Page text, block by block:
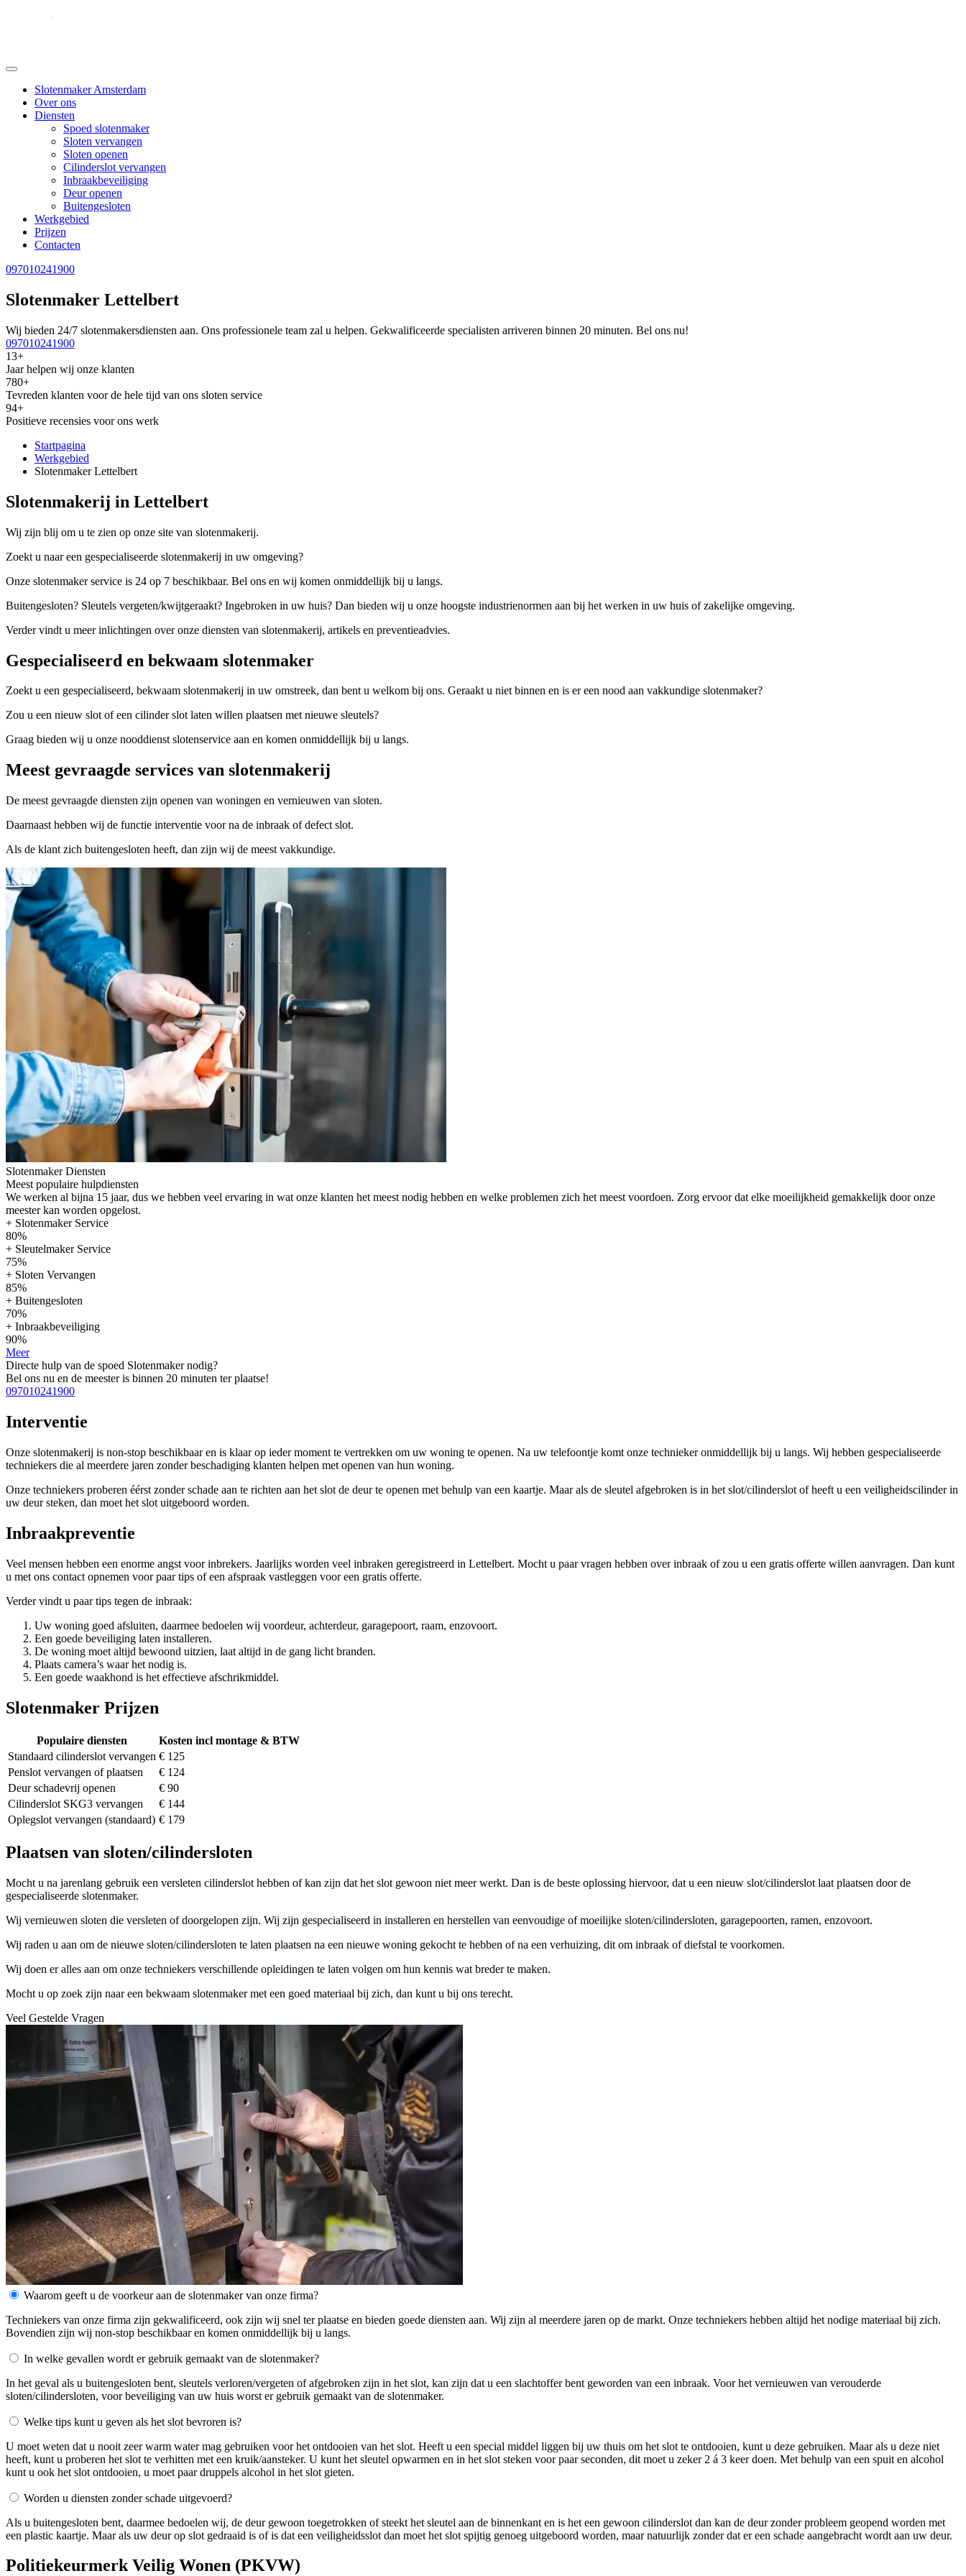
Slotenmaker Amsterdam
Over ons
Diensten
Spoed slotenmaker
Sloten vervangen
Sloten openen
Cilinderslot vervangen
Inbraakbeveiliging
Deur openen
Buitengesloten
Werkgebied
Prijzen
Contacten
097010241900
Slotenmaker Lettelbert
Wij bieden 24/7 slotenmakersdiensten aan. Ons professionele team zal u helpen. Gekwalificeerde specialisten arriveren binnen 20 minuten. Bel ons nu!
097010241900
13+
Jaar helpen wij onze klanten
780+
Tevreden klanten voor de hele tijd van ons sloten service
94+
Positieve recensies voor ons werk
Startpagina
Werkgebied
Slotenmaker Lettelbert
Slotenmakerij in Lettelbert
Wij zijn blij om u te zien op onze site van slotenmakerij.
Zoekt u naar een gespecialiseerde slotenmakerij in uw omgeving?
Onze slotenmaker service is 24 op 7 beschikbaar. Bel ons en wij komen onmiddellijk bij u langs.
Buitengesloten? Sleutels vergeten/kwijtgeraakt? Ingebroken in uw huis? Dan bieden wij u onze hoogste industrienormen aan bij het werken in uw huis of zakelijke omgeving.
Verder vindt u meer inlichtingen over onze diensten van slotenmakerij, artikels en preventieadvies.
Gespecialiseerd en bekwaam slotenmaker
Zoekt u een gespecialiseerd, bekwaam slotenmakerij in uw omstreek, dan bent u welkom bij ons. Geraakt u niet binnen en is er een nood aan vakkundige slotenmaker?
Zou u een nieuw slot of een cilinder slot laten willen plaatsen met nieuwe sleutels?
Graag bieden wij u onze nooddienst slotenservice aan en komen onmiddellijk bij u langs.
Meest gevraagde services van slotenmakerij
De meest gevraagde diensten zijn openen van woningen en vernieuwen van sloten.
Daarnaast hebben wij de functie interventie voor na de inbraak of defect slot.
Als de klant zich buitengesloten heeft, dan zijn wij de meest vakkundige.
Slotenmaker Diensten
Meest populaire hulpdiensten
We werken al bijna 15 jaar, dus we hebben veel ervaring in wat onze klanten het meest nodig hebben en welke problemen zich het meest voordoen. Zorg ervoor dat elke moeilijkheid gemakkelijk door onze
meester kan worden opgelost.
+ Slotenmaker Service
80%
+ Sleutelmaker Service
75%
+ Sloten Vervangen
85%
+ Buitengesloten
70%
+ Inbraakbeveiliging
90%
Meer
Directe hulp van de spoed Slotenmaker nodig?
Bel ons nu en de meester is binnen 20 minuten ter plaatse!
097010241900
Interventie
Onze slotenmakerij is non-stop beschikbaar en is klaar op ieder moment te vertrekken om uw woning te openen. Na uw telefoontje komt onze technieker onmiddellijk bij u langs. Wij hebben gespecialiseerde
techniekers die al meerdere jaren zonder beschadiging klanten helpen met openen van hun woning.
Onze techniekers proberen éérst zonder schade aan te richten aan het slot de deur te openen met behulp van een kaartje. Maar als de sleutel afgebroken is in het slot/cilinderslot of heeft u een veiligheidscilinder in
uw deur steken, dan moet het slot uitgeboord worden.
Inbraakpreventie
Veel mensen hebben een enorme angst voor inbrekers. Jaarlijks worden veel inbraken geregistreerd in Lettelbert. Mocht u paar vragen hebben over inbraak of zou u een gratis offerte willen aanvragen. Dan kunt
u met ons contact opnemen voor paar tips of een afspraak vastleggen voor een gratis offerte.
Verder vindt u paar tips tegen de inbraak:
Uw woning goed afsluiten, daarmee bedoelen wij voordeur, achterdeur, garagepoort, raam, enzovoort.
Een goede beveiliging laten installeren.
De woning moet altijd bewoond uitzien, laat altijd in de gang licht branden.
Plaats camera’s waar het nodig is.
Een goede waakhond is het effectieve afschrikmiddel.
Slotenmaker Prijzen
Populaire diensten
Kosten incl montage & BTW
Standaard cilinderslot vervangen € 125
Penslot vervangen of plaatsen
€ 124
Deur schadevrij openen
€ 90
Cilinderslot SKG3 vervangen
€ 144
Oplegslot vervangen (standaard) € 179
Plaatsen van sloten/cilindersloten
Mocht u na jarenlang gebruik een versleten cilinderslot hebben of kan zijn dat het slot gewoon niet meer werkt. Dan is de beste oplossing hiervoor, dat u een nieuw slot/cilinderslot laat plaatsen door de
gespecialiseerde slotenmaker.
Wij vernieuwen sloten die versleten of doorgelopen zijn. Wij zijn gespecialiseerd in installeren en herstellen van eenvoudige of moeilijke sloten/cilindersloten, garagepoorten, ramen, enzovoort.
Wij raden u aan om de nieuwe sloten/cilindersloten te laten plaatsen na een nieuwe woning gekocht te hebben of na een verhuizing, dit om inbraak of diefstal te voorkomen.
Wij doen er alles aan om onze techniekers verschillende opleidingen te laten volgen om hun kennis wat breder te maken.
Mocht u op zoek zijn naar een bekwaam slotenmaker met een goed materiaal bij zich, dan kunt u bij ons terecht.
Veel Gestelde Vragen
Waarom geeft u de voorkeur aan de slotenmaker van onze firma?
Techniekers van onze firma zijn gekwalificeerd, ook zijn wij snel ter plaatse en bieden goede diensten aan. Wij zijn al meerdere jaren op de markt. Onze techniekers hebben altijd het nodige materiaal bij zich.
Bovendien zijn wij non-stop beschikbaar en komen onmiddellijk bij u langs.
In welke gevallen wordt er gebruik gemaakt van de slotenmaker?
In het geval als u buitengesloten bent, sleutels verloren/vergeten of afgebroken zijn in het slot, kan zijn dat u een slachtoffer bent geworden van een inbraak. Voor het vernieuwen van verouderde
sloten/cilindersloten, voor beveiliging van uw huis worst er gebruik gemaakt van de slotenmaker.
Welke tips kunt u geven als het slot bevroren is?
U moet weten dat u nooit zeer warm water mag gebruiken voor het ontdooien van het slot. Heeft u een special middel liggen bij uw thuis om het slot te ontdooien, kunt u deze gebruiken. Maar als u deze niet
heeft, kunt u proberen het slot te verhitten met een kruik/aansteker. U kunt het sleutel opwarmen en in het slot steken voor paar seconden, dit moet u zeker 2 á 3 keer doen. Met behulp van een spuit en alcohol
kunt u ook het slot ontdooien, u moet paar druppels alcohol in het slot gieten.
Worden u diensten zonder schade uitgevoerd?
Als u buitengesloten bent, daarmee bedoelen wij, de deur gewoon toegetrokken of steekt het sleutel aan de binnenkant en is het een gewoon cilinderslot dan kan de deur zonder probleem geopend worden met
een plastic kaartje. Maar als uw deur op slot gedraaid is of is dat een veiligheidsslot dan moet het slot spijtig genoeg uitgeboord worden, maar natuurlijk zonder dat er een schade aangebracht wordt aan uw deur.
Politiekeurmerk Veilig Wonen (PKVW)